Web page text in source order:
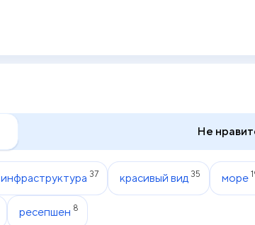
Не
инфраструктура 37 красивый вид 35 море
ресепшен 8